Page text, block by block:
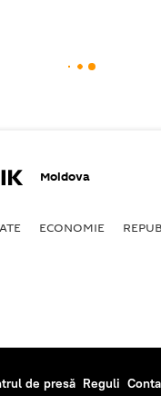
Moldova
ECONOMIE
de presă Reguli